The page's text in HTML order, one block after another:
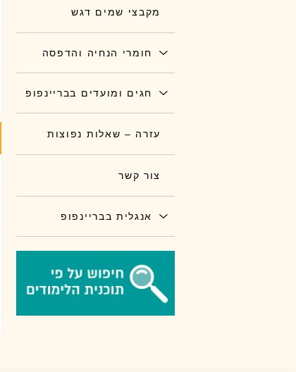
מקבצי שמים דגש
חומרי הנחיה והדפסה
חגים ומועדים בבריינפופ
עזרה – שאלות נפוצות
צור קשר
אנגלית בבריינפופ